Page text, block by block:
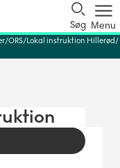
Søg Menu
ORS Lokal instruktion Hillerød